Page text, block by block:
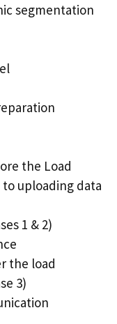
segmentation
the Load
to uploading data
1 & 2)
the load
3)